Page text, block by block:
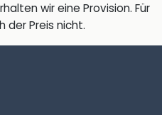
wir eine Provision. Für
der Preis nicht.